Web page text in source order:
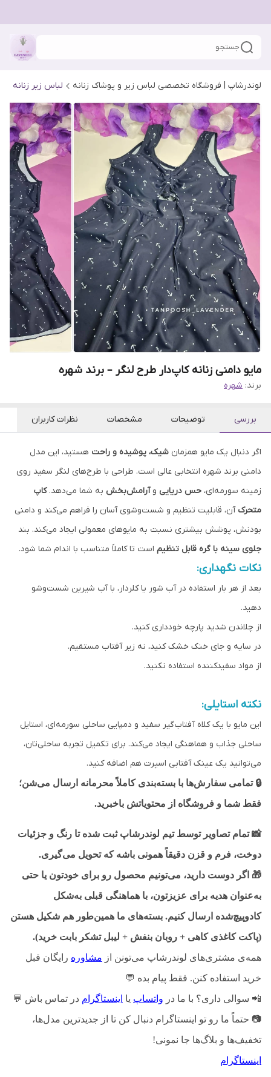
جستجو
لوندرشاپ | فروشگاه تخصصی لباس زیر و پوشاک زنانه لباس زیر زنانه
مایو دامنی زنانه کاپ‌دار طرح لنگر – برند شهره
برند: شهره
بررسی توضیحات مشخصات نظرات کاربران
اگر دنبال یک مایو همزمان شیک، پوشیده و راحت هستید، این مدل
دامنی برند شهره انتخابی عالی است. طراحی با طرح‌های لنگر سفید روی
زمینه سورمه‌ای، حس دریایی وآرامش‌بخش به شما می‌دهد.کاپ
متحرک آن، قابلیت تنظیم و شست‌وشوی آسان را فراهم می‌کند و دامنی
بودنش، پوشش بیشتری نسبت به مایوهای معمولی ایجاد می‌کند. بند
جلوی سینه با گره قابل تنظیم است تا کاملاً متناسب با اندام شما شود.
نکات نگهداری:
بعد از هر بار استفاده در آب شور یا کلردار، با آب شیرین شست‌وشو
دهید.
از چلاندن شدید پارچه خودداری کنید.
در سایه و جای خنک خشک کنید، نه زیر آفتاب مستقیم.
از مواد سفیدکننده استفاده نکنید.
نکته استایلی:
این مایو با یک کلاه آفتاب‌گیر سفید و دمپایی ساحلی سورمه‌ای، استایل
ساحلی جذاب و هماهنگی ایجاد می‌کند. برای تکمیل تجربه ساحلی‌تان،
می‌توانید یک عینک آفتابی اسپرت هم اضافه کنید.
🔒 تمامی سفارش‌ها با بسته‌بندی کاملاً محرمانه ارسال می‌شن؛
فقط شما و فروشگاه از محتویاتش باخبرید.
📸تمام تصاویر توسط تیم لوندرشاپ ثبت شده تا رنگ و جزئیات
دوخت، فرم و قزن دقیقاً همونی باشه که تحویل می‌گیری.
🎁 اگر دوست دارید، می‌تونیم محصول رو برای خودتون یا حتی
به‌عنوان هدیه برای عزیزتون، با هماهنگی قبلی به‌شکل
کادوپیچ‌شده ارسال کنیم. بسته‌های ما همین‌طور هم شکیل هستن
(پاکت کاغذی کاهی + روبان بنفش + لیبل تشکر بابت خرید).
همه‌ی مشتری‌های لوندرشاپ می‌تونن از مشاوره رایگان قبل
خرید استفاده کنن. فقط پیام بده 💬
📲 سوالی داری؟ با ما در واتساپ یا اینستاگرام در تماس باش 💬
📷 حتماً ما رو تو اینستاگرام دنبال کن تا از جدیدترین مدل‌ها،
تخفیف‌ها و بلاگ‌ها جا نمونی!
اینستاگرام